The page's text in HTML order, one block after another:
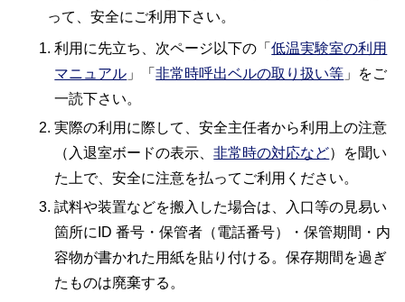
って、安全にご利用下さい。
利用に先立ち、次ページ以下の「低温実験室の利用
マニュアル 」「非常時呼出ベルの取り扱い等 」をご
一読下さい。
実際の利用に際して、安全主任者から利用上の注意
（入退室ボードの表示、非常時の対応など）を聞い
た上で、安全に注意を払ってご利用ください。
試料や装置などを搬入した場合は、入口等の見易い
箇所にID 番号・保管者（電話番号）・保管期間・内
容物が書かれた用紙を貼り付ける。保存期間を過ぎ
たものは廃棄する。